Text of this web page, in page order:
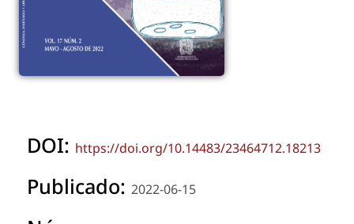
DOI: https://doi.org/10.14483/23464712.18213
Publicado: 2022-06-15